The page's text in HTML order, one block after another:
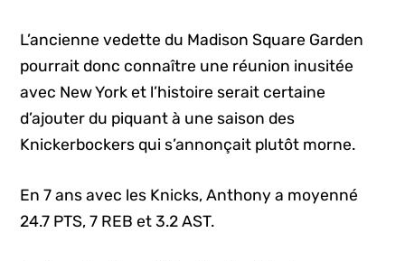
L’ancienne vedette du Madison Square Garden
pourrait donc connaître une réunion inusitée
avec New York et l’histoire serait certaine
d’ajouter du piquant à une saison des
Knickerbockers qui s’annonçait plutôt morne.
En 7 ans avec les Knicks, Anthony a moyenné
24.7 PTS, 7 REB et 3.2 AST.